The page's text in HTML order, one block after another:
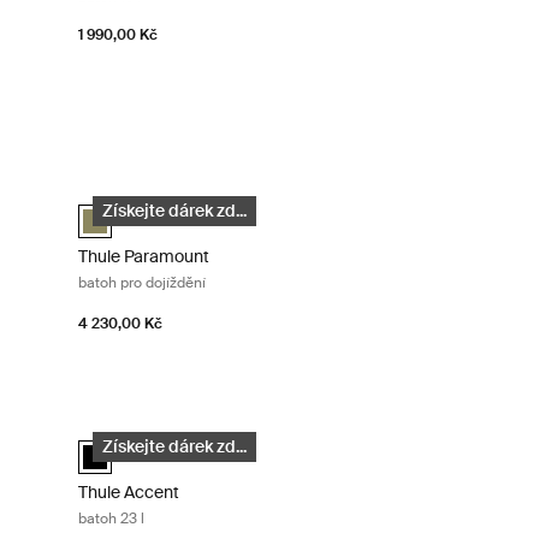
1 990,00 Kč
modrá
Thule Paramount batoh pro dojíždění Olivine
Získejte dárek zd...
Thule Paramount commuter backpack 27L Olivová
Thule Paramount
batoh pro dojíždění
4 230,00 Kč
Thule Accent batoh 23 l Black
Získejte dárek zd...
Thule Accent backpack 23L Černá (selected)
Thule Accent
batoh 23 l